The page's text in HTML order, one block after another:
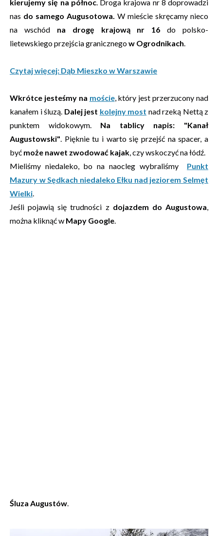
kierujemy się na północ. Droga krajowa nr 8 doprowadzi
nas do samego Augusotowa. W mieście skręcamy nieco
na wschód na drogę krajową nr 16 do polsko-
lietewskiego przejścia granicznegow Ogrodnikach.
Czytaj więcej: Dąb Mieszko w Warszawie
Wkrótce jesteśmy na moście, który jest przerzucony nad
kanałem i śluzą. Dalej jest kolejny most nad rzeką Nettą z
punktem widokowym. Na tablicy napis: "Kanał
Augustowski". Pięknie tu i warto się przejść na spacer, a
być może nawet zwodować kajak, czy wskoczyć na łódź.
Mieliśmy niedaleko, bo na naocleg wybraliśmy Punkt
Mazury w Sędkach niedaleko Ełku nad jeziorem Selmęt
Wielki.
Jeśli pojawią się trudności z dojazdem do Augustowa,
można kliknąć w Mapy Google.
Śluza Augustów.